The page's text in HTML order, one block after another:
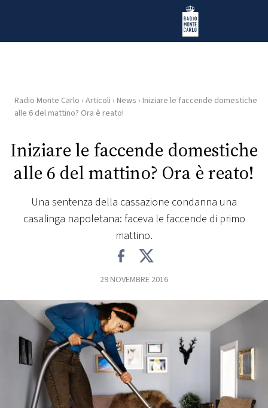
Radio Monte Carlo
HOME
RADIO
WEB
PLAYLIST
CONCORSI
EVENTI
VIDEO
Radio Monte Carlo › Articoli › News › Iniziare le faccende domestiche
alle 6 del mattino? Ora è reato!
Iniziare le faccende domestiche
alle 6 del mattino? Ora è reato!
Una sentenza della cassazione condanna una
casalinga napoletana: faceva le faccende di primo
mattino.
29 NOVEMBRE 2016